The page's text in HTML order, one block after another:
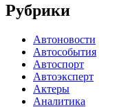
Рубрики
Автоновости
Автособытия
Автоспорт
Автоэксперт
Актеры
Аналитика